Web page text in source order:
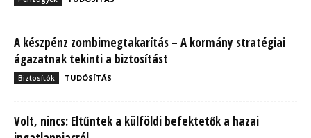
A készpénz zombimegtakarítás – A kormány stratégiai
ágazatnak tekinti a biztosítást
Biztosítók TUDÓSÍTÁS
Volt, nincs: Eltűntek a külföldi befektetők a hazai